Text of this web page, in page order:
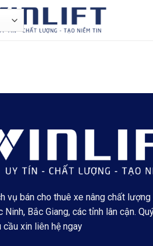
vụ bán cho thuê xe nâng chất
Ninh, Bắc Giang, các tỉnh lân cận.
cầu xin liên hệ ngay